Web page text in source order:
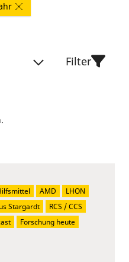
Filter
AMD
LHON
Stargardt
RCS / CCS
Forschung heute